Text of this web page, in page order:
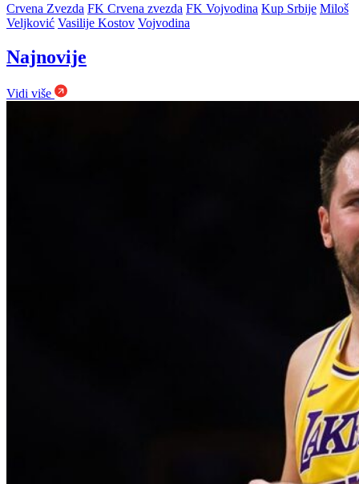
Crvena Zvezda FK Crvena zvezda FK Vojvodina Kup Srbije Miloš
Veljković Vasilije Kostov Vojvodina
Najnovije
Vidi više